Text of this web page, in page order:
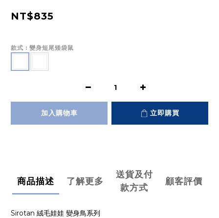
NT$835
款式 : 變身短尾矮袋鼠
加入購物車 立即購買
商品描述 了解更多
送貨及付
款方式
顧客評價
Sirotan 絨毛娃娃 變身鳥系列